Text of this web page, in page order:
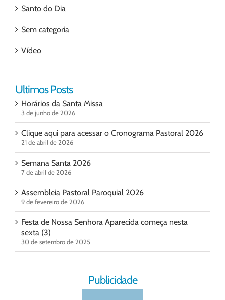
Santo do Dia
Sem categoria
Vídeo
Ultimos Posts
Horários da Santa Missa
3 de junho de 2026
Clique aqui para acessar o Cronograma Pastoral 2026
21 de abril de 2026
Semana Santa 2026
7 de abril de 2026
Assembleia Pastoral Paroquial 2026
9 de fevereiro de 2026
Festa de Nossa Senhora Aparecida começa nesta
sexta (3)
30 de setembro de 2025
Publicidade